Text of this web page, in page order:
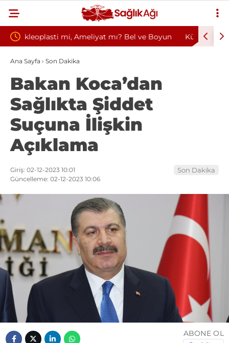
Bel ve Boyun Kültür ve Turizm Bakanlığı Uludağ Alan
Başkanlığı 11 Sürekli İşçi Alımı Duyuruldu
Ana Sayfa › Son Dakika
Bakan Koca’dan
Sağlıkta Şiddet
Suçuna İlişkin
Açıklama
Giriş: 02-12-2023 10:01
Güncelleme: 02-12-2023 10:06
Son Dakika
ABONE OL